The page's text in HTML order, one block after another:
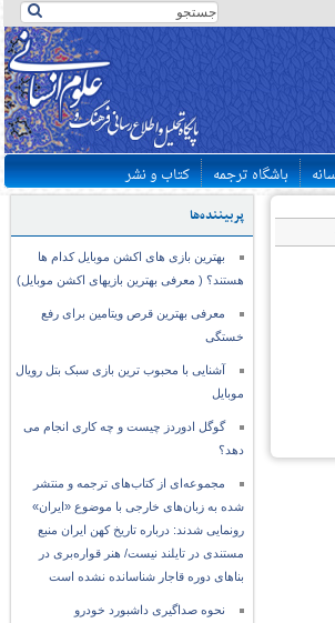
باشگاه ترجمه کتاب و نشر
پربیننده‌ها
بهترین بازی های اکشن موبایل کدام ها
هستند؟ ( معرفی بهترین بازیهای اکشن موبایل)
معرفی بهترین قرص ویتامین برای رفع
خستگی
آشنایی با محبوب ترین بازی سبک بتل رویال
موبایل
گوگل ادوردز چیست و چه کاری انجام می
دهد؟
مجموعه‌ای از کتاب‌های ترجمه و منتشر
شده به زبان‌های خارجی با موضوع «ایران»
رونمایی شدند: درباره تاریخ کهن ایران منبع
مستندی در تایلند نیست/ هنر قواره‌بری در
بناهای دوره قاجار شناسانده نشده است
نحوه صداگیری داشبورد خودرو